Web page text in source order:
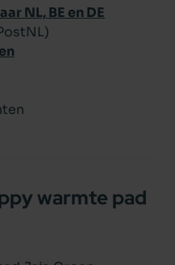
NL, BE en DE
warmte pad